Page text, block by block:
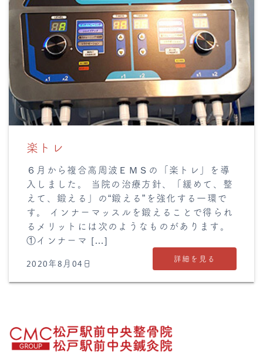
楽トレ
６月から複合高周波ＥＭＳの「楽トレ」を導
入しました。 当院の治療方針、「緩めて、整
えて、鍛える」の“鍛える”を強化する一環で
す。 インナーマッスルを鍛えることで得られ
るメリットには次のようなものがあります。
①インナーマ […]
2020年8月04日 詳細を見る